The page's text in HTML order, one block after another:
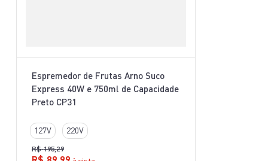
Espremedor de Frutas Arno Suco
Express 40W e 750ml de Capacidade
Preto CP31
127V 220V
R$ 195,29